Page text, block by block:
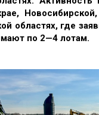
областях, где
по 2—4 лотам.